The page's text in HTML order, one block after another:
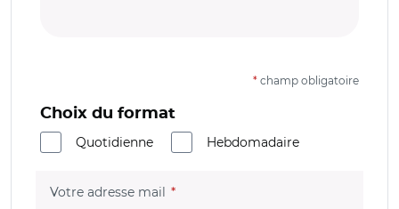
* champ obligatoire
Choix du format
Quotidienne
Hebdomadaire
Votre adresse mail (champ obligatoire)